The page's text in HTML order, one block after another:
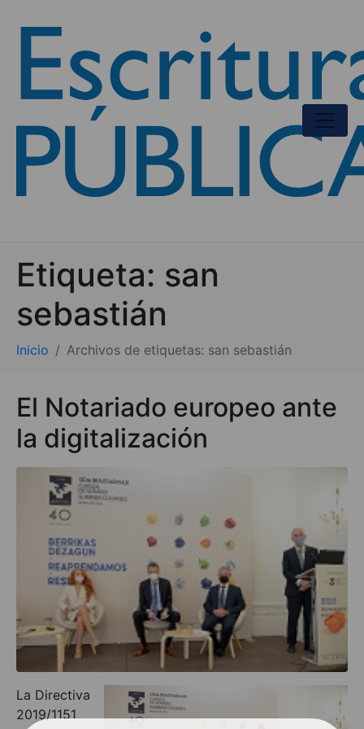
Etiqueta: san
sebastián
Inicio Archivos de etiquetas: san sebastián
El Notariado europeo ante
la digitalización
La Directiva
2019/1151